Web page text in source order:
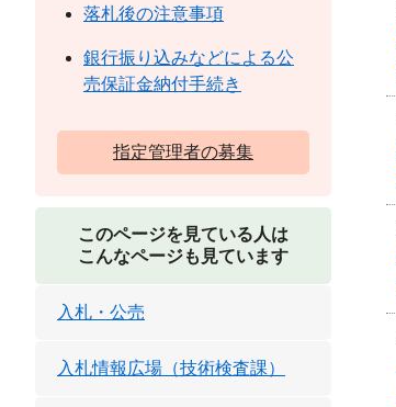
落札後の注意事項
銀行振り込みなどによる公
売保証金納付手続き
指定管理者の募集
このページを見ている人は
こんなページも見ています
入札・公売
入札情報広場（技術検査課）